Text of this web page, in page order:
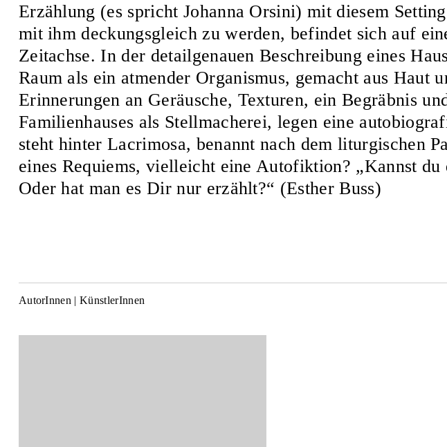
Erzählung (es spricht Johanna Orsini) mit diesem
mit ihm deckungsgleich zu werden, befindet sich auf
Zeitachse. In der detailgenauen Beschreibung eines
Raum als ein atmender Organismus, gemacht aus Haut
Erinnerungen an Geräusche, Texturen, ein Begräbnis
Familienhauses als Stellmacherei, legen eine
steht hinter Lacrimosa, benannt nach dem liturgischen
eines Requiems, vielleicht eine Autofiktion? „Kannst du
Oder hat man es Dir nur erzählt?“ (Esther Buss)
AutorInnen | KünstlerInnen